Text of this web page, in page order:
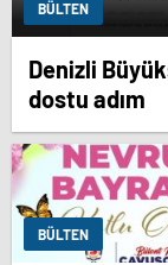
BÜLTEN
Denizli
dostu adım
BÜLTEN